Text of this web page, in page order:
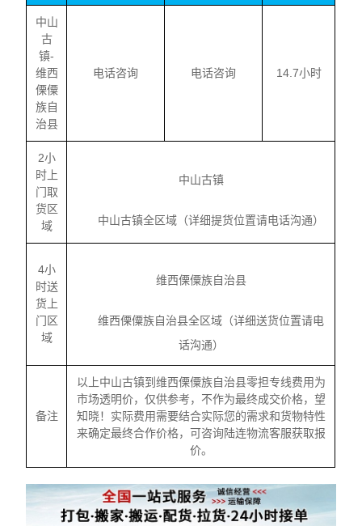
中山
古
镇-
维西
傈僳
族自
治县
电话咨询 电话咨询 14.7小时
2小
时上
门取
货区
域
中山古镇
中山古镇全区域（详细提货位置请电话沟通）
4小
时送
货上
门区
域
维西傈僳族自治县
维西傈僳族自治县全区域（详细送货位置请电
话沟通）
备注
以上中山古镇到维西傈僳族自治县零担专线费用为
市场透明价，仅供参考，不作为最终成交价格，望
知晓！实际费用需要结合实际您的需求和货物特性
来确定最终合作价格，可咨询陆连物流客服获取报
价。